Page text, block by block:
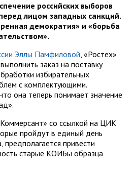
российских выборов
лицом западных санкций.
демократия» и «борьба
Эллы Памфиловой, «Ростех»
заказ на поставку
избирательных
с комплектующими.
она теперь понимает значение
со ссылкой на ЦИК
пройдут в единый день
предполагается привести
старые КОИБы образца